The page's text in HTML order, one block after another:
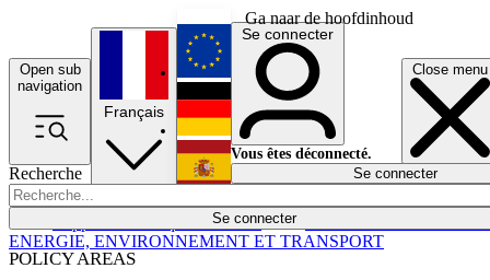
Ga naar de hoofdinhoud
Open sub
navigation
Close menu
Recherche
Se connecter
POLICY AREAS
Économie
Français
English
Deutsch
Español
Se connecter
Vous êtes déconnecté.
Se connecter
ENERGIE, ENVIRONNEMENT ET TRANSPORT